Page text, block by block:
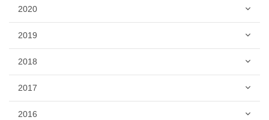
2020
2019
2018
2017
2016